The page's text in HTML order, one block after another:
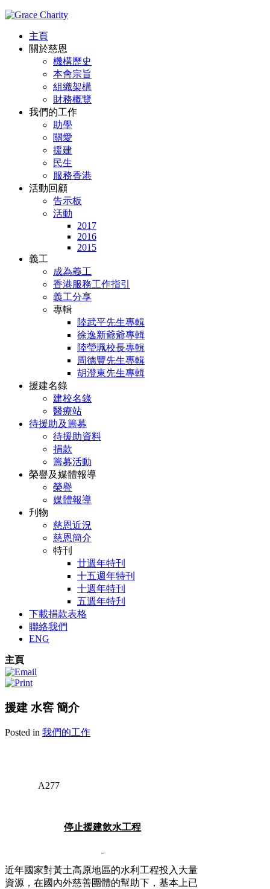
主頁
關於慈恩
機構歷史
本會宗旨
組織架構
財務概覽
我們的工作
助學
關愛
援建
民生
服務香港
活動回顧
告示板
活動
2017
2016
2015
義工
成為義工
香港服務工作指引
義工分享
專輯
陸武平先生專輯
徐逸新爺爺專輯
陸瑩珮校長專輯
周德豐先生專輯
胡澄東先生專輯
援建名錄
建校名錄
醫療站
待援助及籌募
待援助資料
捐款
籌募活動
榮譽及媒體報導
榮譽
媒體報導
刋物
慈恩近況
慈恩簡介
特刊
廿週年特刊
十五週年特刊
十週年特刊
五週年特刋
下載捐款表格
聯絡我們
ENG
主頁
援建 水窖 簡介
Posted in 我們的工作
A277
停止援建飲水工程
近年國家對黃土高原地區的水利工程投入大量
資源，在國內外慈善團體的幫助下，基本上已